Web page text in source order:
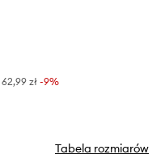
62,99 zł -9%
Tabela rozmiarów